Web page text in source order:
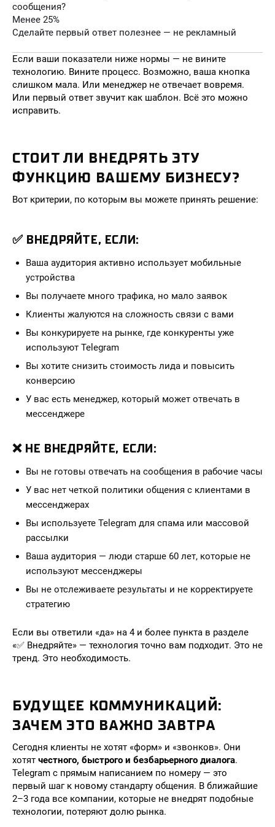
сообщения?
Менее 25%
Сделайте первый ответ полезнее — не рекламный
Если ваши показатели ниже нормы — не вините
технологию. Вините процесс. Возможно, ваша кнопка
слишком мала. Или менеджер не отвечает вовремя.
Или первый ответ звучит как шаблон. Всё это можно
исправить.
СТОИТ ЛИ ВНЕДРЯТЬ ЭТУ
ФУНКЦИЮ ВАШЕМУ БИЗНЕСУ?
Вот критерии, по которым вы можете принять решение:
✅ ВНЕДРЯЙТЕ, ЕСЛИ:
Ваша аудитория активно использует мобильные
устройства
Вы получаете много трафика, но мало заявок
Клиенты жалуются на сложность связи с вами
Вы конкурируете на рынке, где конкуренты уже
используют Telegram
Вы хотите снизить стоимость лида и повысить
конверсию
У вас есть менеджер, который может отвечать в
мессенджере
❌ НЕ ВНЕДРЯЙТЕ, ЕСЛИ:
Вы не готовы отвечать на сообщения в рабочие часы
У вас нет четкой политики общения с клиентами в
мессенджерах
Вы используете Telegram для спама или массовой
рассылки
Ваша аудитория — люди старше 60 лет, которые не
используют мессенджеры
Вы не отслеживаете результаты и не корректируете
стратегию
Если вы ответили «да» на 4 и более пункта в разделе
«✅ Внедряйте» — технология точно вам подходит. Это не
тренд. Это необходимость.
БУДУЩЕЕ КОММУНИКАЦИЙ:
ЗАЧЕМ ЭТО ВАЖНО ЗАВТРА
Сегодня клиенты не хотят «форм» и «звонков». Они
хотят честного, быстрого и безбарьерного диалога.
Telegram с прямым написанием по номеру — это
первый шаг к новому стандарту общения. В ближайшие
2–3 года все компании, которые не внедрят подобные
технологии, потеряют долю рынка.